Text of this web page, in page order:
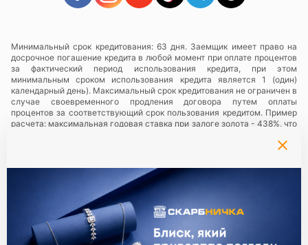
Минимальный срок кредитования: 63 дня. Заемщик имеет право на
досрочное погашение кредита в любой момент при оплате процентов
за фактический период использования кредита, при этом
минимальным сроком использования кредита является 1 (один)
календарный день). Максимальный срок кредитования не ограничен в
случае своевременного продления договора путем оплаты
процентов за соответствующий срок пользования кредитом. Пример
расчета: максимальная годовая ставка при залоге золота - 438%, что
грн., плата за пользование кредитом - 1,3% в день, составляющий 13
необходимо будет заплатить сумму в размере 819 грн.
Услуги предоставляются в сети ломбардов «Скарбниця ТМ»
юридические лица и их обособленные подразделения,
предоставляющие ломбардные услуги с использованием торговой
марки (знака для товаров и услуг) «Скарбниця ТМ»..
конфиденциальности.